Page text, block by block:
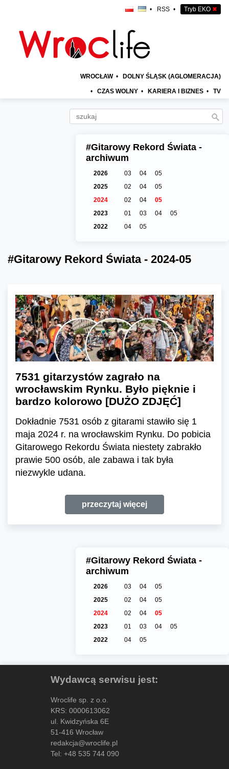
• RSS • Tryb EKO ✖
WROCŁAW • DOLNY ŚLĄSK (AGLOMERACJA)
• CZAS WOLNY • KARIERA I BIZNES • TV
#Gitarowy Rekord Świata -
archiwum
2026 03 04
05
2025
02 04
05
2024
02 04
05
2023
01 03 04
05
2022
04 05
#Gitarowy Rekord Świata - 2024-05
7531 gitarzystów zagrało na
wrocławskim Rynku. Było pięknie i
bardzo kolorowo [DUŻO ZDJĘĆ]
Dokładnie 7531 osób z gitarami stawiło się 1
maja 2024 r. na wrocławskim Rynku. Do pobicia
Gitarowego Rekordu Świata niestety zabrakło
prawie 500 osób, ale zabawa i tak była
niezwykle udana.
przeczytaj więcej
#Gitarowy Rekord Świata -
archiwum
2026 03 04
05
2025
02 04
05
2024
02 04
05
2023
01 03 04
05
2022
04 05
Wydawcą serwisu jest:
Wroclife sp. z o.o.
KRS: 0000613062
ul. Kwidzyńska 6E
51-416 Wrocław
redakcja@wroclife.pl
Tel: +48 535 744 090